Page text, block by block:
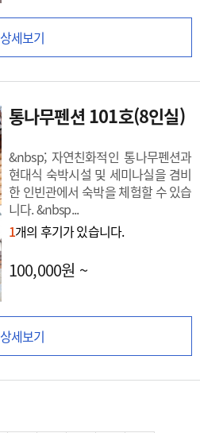
상세보기
통나무펜션 101호(8인실)
&nbsp; 자연친화적인 통나무펜션과
현대식 숙박시설 및 세미나실을 겸비
한 인빈관에서 숙박을 체험할 수 있습
니다. &nbsp...
1개의 후기가 있습니다.
100,000원 ~
상세보기